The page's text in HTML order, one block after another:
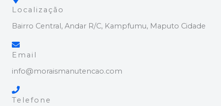
Localização
Bairro Central, Andar R/C, Kampfumu, Maputo Cidade
Email
info@moraismanutencao.com
Telefone